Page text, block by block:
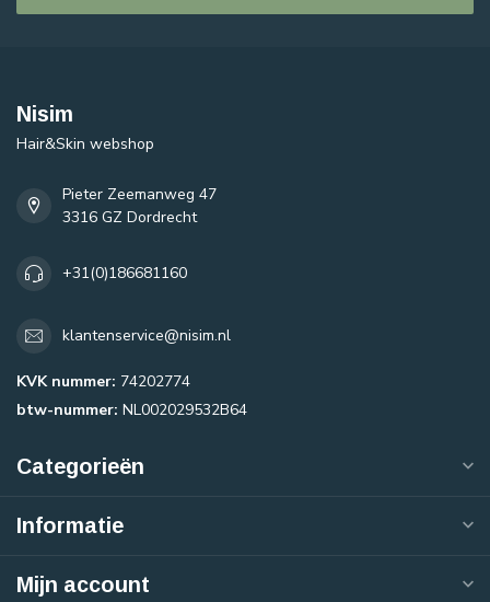
Nisim
Hair&Skin webshop
Pieter Zeemanweg 47
3316 GZ Dordrecht
+31(0)186681160
klantenservice@nisim.nl
KVK nummer: 74202774
btw-nummer: NL002029532B64
Categorieën
Informatie
Mijn account